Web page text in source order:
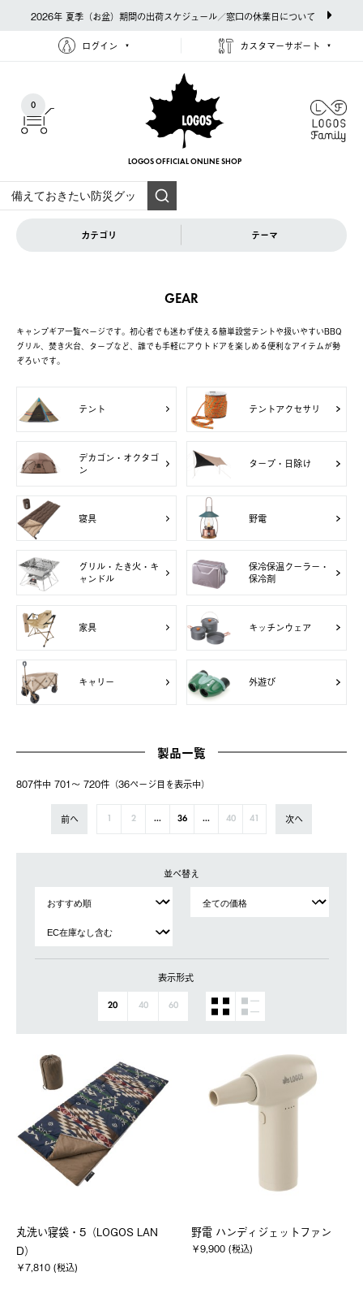
2026年 夏季（お盆）期間の出荷スケジュール／窓口の休業日について
ログイン カスタマーサポート
0
LOGOS OFFICIAL ONLINE SHOP
カテゴリ テーマ
GEAR
キャンプギア一覧ページです。初心者でも迷わず使える簡単設営テントや扱いやすいBBQ
グリル、焚き火台、タープなど、誰でも手軽にアウトドアを楽しめる便利なアイテムが勢
ぞろいです。
テント テントアクセサリ
デカゴン・オクタゴ
ン
タープ・日除け
寝具 野電
グリル・たき火・キ
ャンドル
保冷保温クーラー・
保冷剤
家具 キッチンウェア
キャリー 外遊び
製品一覧
807件中 701〜 720件（36ページ⽬を表⽰中）
前へ 2 ... 36 ... 40 41 次へ
並べ替え
表示形式
20 40 60
丸洗い寝袋・5（LOGOS LAN
D）
￥7,810 (税込)
野電 ハンディジェットファン
￥9,900 (税込)